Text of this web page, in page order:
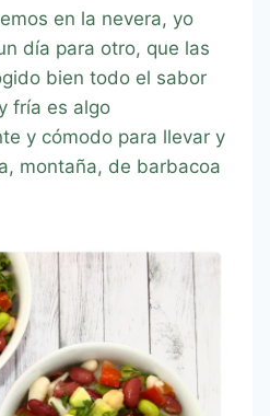
en la nevera, yo
día para otro, que las
bien todo el sabor
fría es algo
y cómodo para llevar y
montaña, de barbacoa